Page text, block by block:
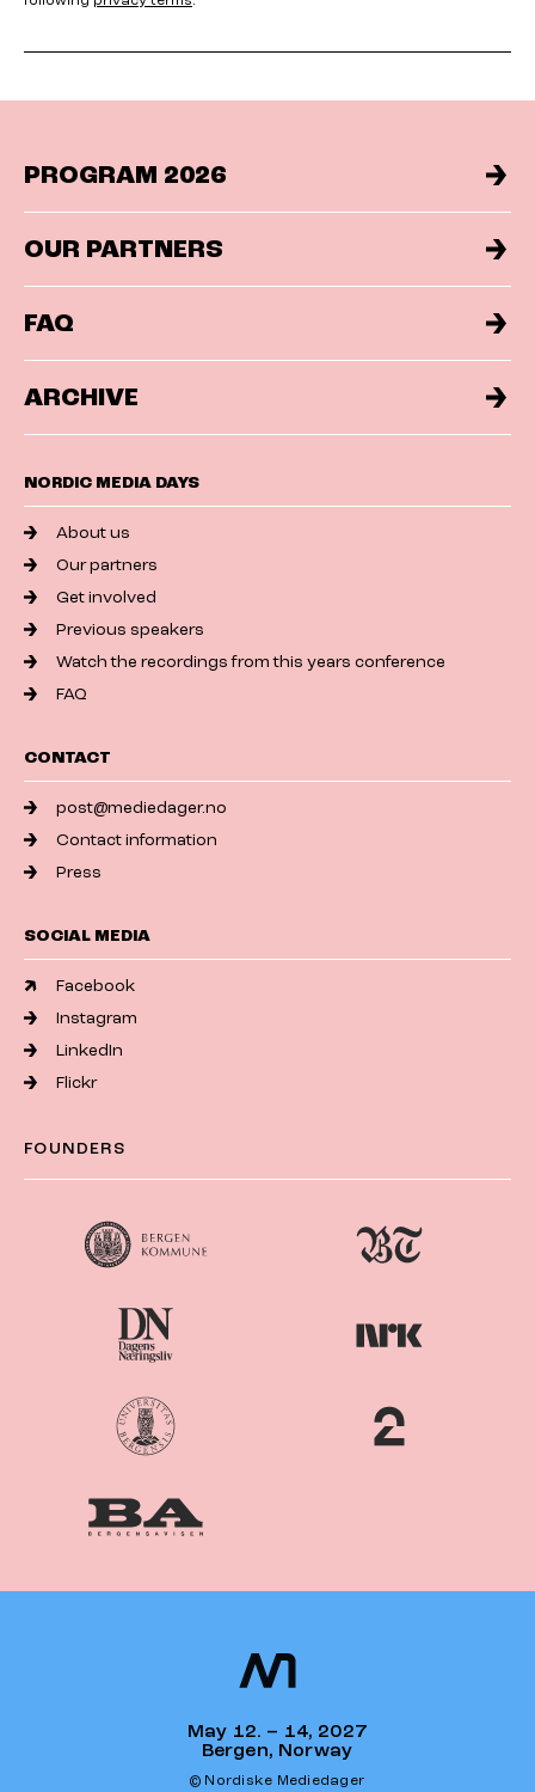
PROGRAM 2026
OUR PARTNERS
FAQ
ARCHIVE
NORDIC MEDIA DAYS
About us
Our partners
Get involved
Previous speakers
Watch the recordings from this years conference
FAQ
CONTACT
post@mediedager.no
Contact information
Press
SOCIAL MEDIA
Facebook
Instagram
LinkedIn
Flickr
FOUNDERS
May 12. – 14, 2027
Bergen, Norway
© Nordiske Mediedager